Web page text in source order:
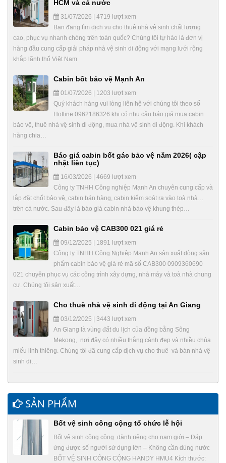
HCM và cả nước
31/07/2026 | 4719 lượt xem
Bạn đang tìm dịch vụ cho thuê nhà vệ sinh chất lượng
cao, phục vụ nhanh chóng trên toàn quốc? Chúng tôi tự hào là đơn vị
hàng đầu cung cấp giải pháp nhà vệ sinh di động với mạng lưới rộng
khắp lãnh thổ Việt Nam
Cabin bốt bảo vệ Mạnh An
01/07/2026 | 1203 lượt xem
Quý khách hàng vui lòng liên hệ với chúng tôi theo số
Hotline 0962186326 khi có nhu cầu báo giá mua cabin
bảo vệ, thuê nhà vệ sinh di động, mua nhà vệ sinh di động. Khi khách
hàng chia…
Báo giá cabin bốt gác bảo vệ năm 2026( cập
nhật liên tục)
16/03/2026 | 4669 lượt xem
Công ty TNHH Công nghiệp Mạnh An chuyên cung cấp và
lắp đặt chốt bảo vệ, cabin bán hàng, cabin kiểm soát ra vào toà nhà…
trên cả nước. Sau đây là báo giá cabin nhà bảo vệ khung thép…
Cabin bảo vệ CAB300 021 giá rẻ
09/12/2025 | 1891 lượt xem
Công ty TNHH Công Nghiệp Mạnh An sản xuất dòng sản
phẩm cabin bảo vệ giá rẻ mã số CAB300 0909360690
021 chuyên phục vụ các công trình xây dựng, nhà máy và toà nhà chung
cư. Chúng tôi sản xuất…
Cho thuê nhà vệ sinh di động tại An Giang
03/12/2025 | 3443 lượt xem
An Giang là vùng đất du lịch của đồng bằng Sông
Mekong, nơi đây có nhiều thắng cảnh đẹp và nhiều chùa
miếu linh thiêng. Chúng tôi đã cung cấp dịch vụ cho thuê và bán nhà vệ
sinh di…
SẢN PHẨM
Bốt vệ sinh công cộng tổ chức lễ hội
Bốt vệ sinh công cộng dành riêng cho nam giới – Đáp
ứng được số người sử dụng lớn – Không cần dùng nước
BỐT VỆ SINH CÔNG CỘNG HANDY HMU4 Kích thước: